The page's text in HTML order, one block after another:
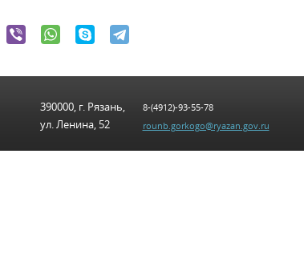
390000, г. Рязань,
ул. Ленина, 52
8-(4912)-93-55-78
rounb.gorkogo@ryazan.gov.ru